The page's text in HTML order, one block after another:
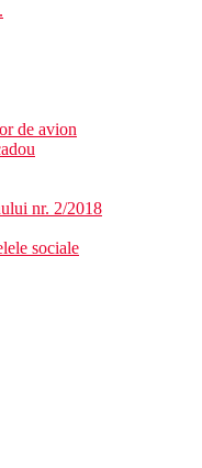
de avion
nr. 2/2018
sociale